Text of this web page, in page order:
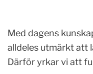
Med dagens
alldeles utmärkt att
Därför yrkar vi att